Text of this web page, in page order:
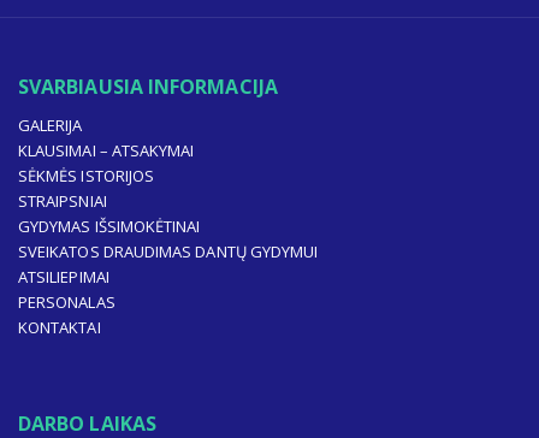
SVARBIAUSIA INFORMACIJA
GALERIJA
KLAUSIMAI – ATSAKYMAI
SĖKMĖS ISTORIJOS
STRAIPSNIAI
GYDYMAS IŠSIMOKĖTINAI
SVEIKATOS DRAUDIMAS DANTŲ GYDYMUI
ATSILIEPIMAI
PERSONALAS
KONTAKTAI
DARBO LAIKAS